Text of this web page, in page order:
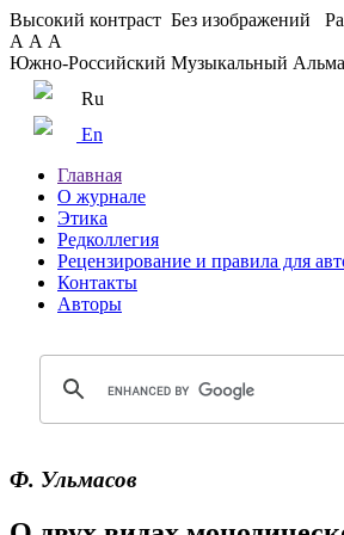
Высокий контраст Без изображений
А А А
Южно-Российский Музыкальный
Ru
En
Главная
О журнале
Этика
Редколлегия
Рецензирование и правила для
Контакты
Авторы
Ф. Ульмасов